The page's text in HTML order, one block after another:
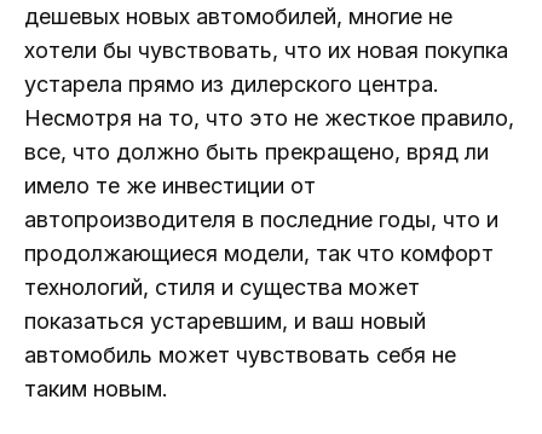
дешевых новых автомобилей, многие не
хотели бы чувствовать, что их новая покупка
устарела прямо из дилерского центра.
Несмотря на то, что это не жесткое правило,
все, что должно быть прекращено, вряд ли
имело те же инвестиции от
автопроизводителя в последние годы, что и
продолжающиеся модели, так что комфорт
технологий, стиля и существа может
показаться устаревшим, и ваш новый
автомобиль может чувствовать себя не
таким новым.